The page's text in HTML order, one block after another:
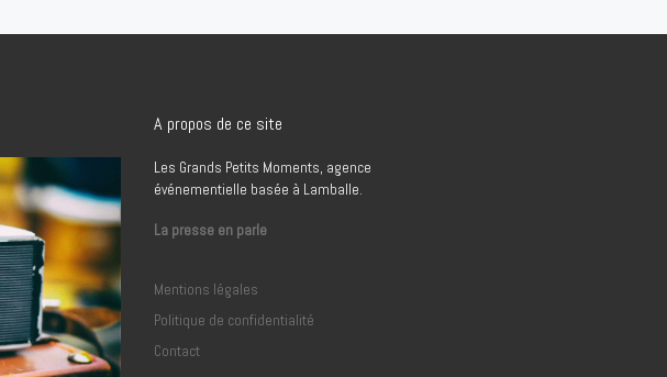
A propos de ce site
Les Grands Petits Moments, agence
événementielle basée à Lamballe.
La presse en parle
Mentions légales
Politique de confidentialité
Contact